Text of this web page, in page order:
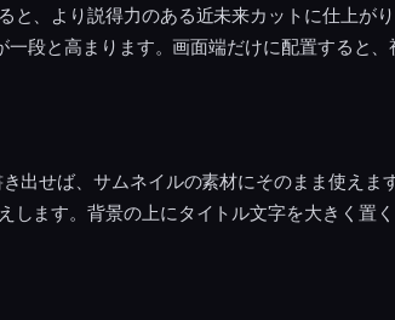
、より説得力のある近未来カットに仕上が
一段と高まります。画面端だけに配置すると
出せば、サムネイルの素材にそのまま使えま
します。背景の上にタイトル文字を大きく置